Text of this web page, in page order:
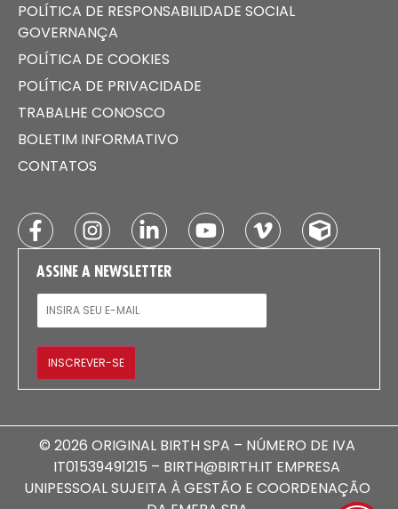
POLÍTICA DE RESPONSABILIDADE SOCIAL
GOVERNANÇA
POLÍTICA DE COOKIES
POLÍTICA DE PRIVACIDADE
TRABALHE CONOSCO
BOLETIM INFORMATIVO
CONTATOS
ASSINE A NEWSLETTER
E-MAIL
INSCREVER-SE
© 2026 ORIGINAL BIRTH SPA – NÚMERO DE IVA
IT01539491215 – BIRTH@BIRTH.IT EMPRESA
UNIPESSOAL SUJEITA À GESTÃO E COORDENAÇÃO